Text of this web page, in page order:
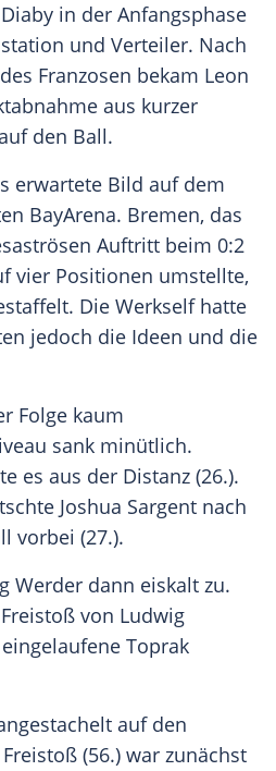
in der Anfangsphase
und Verteiler. Nach
Franzosen bekam Leon
aus kurzer
den Ball.
erwartete Bild auf dem
BayArena. Bremen, das
Auftritt beim 0:2
vier Positionen umstellte,
Die Werkselfhatte
jedoch die Ideen und die
Folge kaum
sank minütlich.
es aus der Distanz (26.).
Joshua Sargent nach
vorbei (27.).
Werder dann eiskalt zu.
von Ludwig
Toprak
auf den
(56.) war zunächst